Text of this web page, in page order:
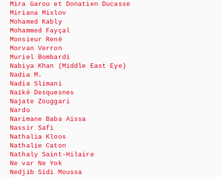
Mira Garou et Donatien Ducasse
Miriana Mislov
Mohamed Kably
Mohammed Fayçal
Monsieur René
Morvan Verron
Muriel Bombardi
Nabiya Khan (Middle East Eye)
Nadia M.
Nadia Slimani
Naïké Desquesnes
Najate Zouggari
Nardo
Narimane Baba Aïssa
Nassir Safi
Nathalia Kloos
Nathalie Caton
Nathaly Saint-Hilaire
Ne var Ne Yok
Nedjib Sidi Moussa